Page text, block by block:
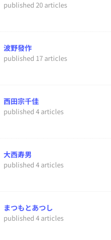
published 20 articles
波野發作
published 17 articles
西田宗千佳
published 4 articles
大西寿男
published 4 articles
まつもとあつし
published 4 articles